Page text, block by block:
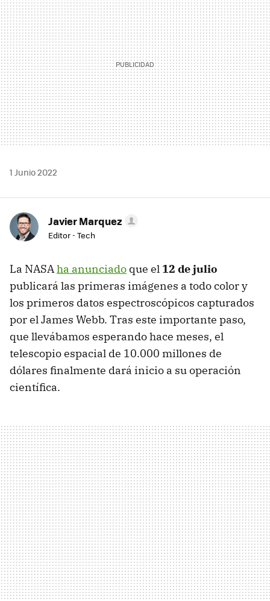
1 Junio 2022
Javier Marquez
Editor - Tech
La NASAha anunciado que el 12 de julio
publicará las primeras imágenes a todo color y
los primeros datos espectroscópicos capturados
por el James Webb. Tras este importante paso,
que llevábamos esperando hace meses, el
telescopio espacial de 10.000 millones de
dólares finalmente dará inicio a su operación
científica.